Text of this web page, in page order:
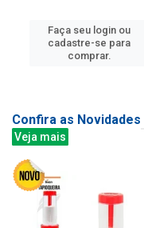
Faça seu login ou
cadastre-se para
comprar.
Confira as Novidades
Veja mais